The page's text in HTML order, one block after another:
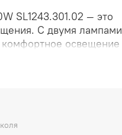
SL1243.301.02 — это
С двумя лампами
освещение
с лампами типа E14.
в вашем доме.